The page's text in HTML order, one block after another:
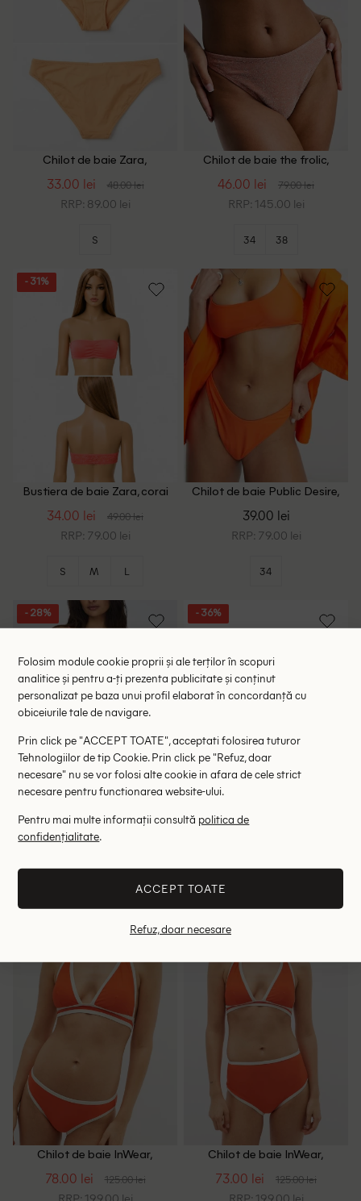
Chilot de baie Zara,
33.00 lei 48.00 lei
RRP: 89.00 lei
S
Chilot de baie the frolic,
46.00 lei 79.00 lei
RRP: 145.00 lei
34 38
- 31%
Bustiera de baie Zara, corai
34.00 lei 49.00 lei
RRP: 79.00 lei
S M L
Chilot de baie Public Desire,
39.00 lei
RRP: 79.00 lei
34
- 28%
Costum de baie Only,
portocaliu/alb
64.00 lei
RRP: 149.00 lei
- 36%
Chilot de baie Pull&Bear,
RRP: 99.00 lei
Chilot de baie InWear,
78.00 lei 125.00 lei
Chilot de baie InWear,
73.00 lei 125.00 lei
Folosim module cookie proprii și ale terților în scopuri
analitice și pentru a-ți prezenta publicitate și conținut
personalizat pe baza unui profil elaborat în concordanță cu
obiceiurile tale de navigare.
Prin click pe "ACCEPT TOATE", acceptati folosirea tuturor
Tehnologiilor de tip Cookie. Prin click pe "Refuz, doar
necesare" nu se vor folosi alte cookie in afara de cele strict
necesare pentru functionarea website-ului.
Pentru mai multe informații consultă politica de
confidențialitate.
ACCEPT TOATE
Refuz, doar necesare